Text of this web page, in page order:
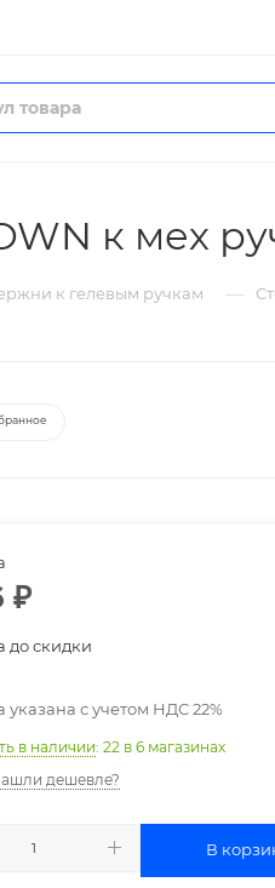
к мех
к гелевым ручкам —
₽
до скидки
указана с учетом НДС 22%
в наличии: 22 в 6 магазинах
дешевле?
В